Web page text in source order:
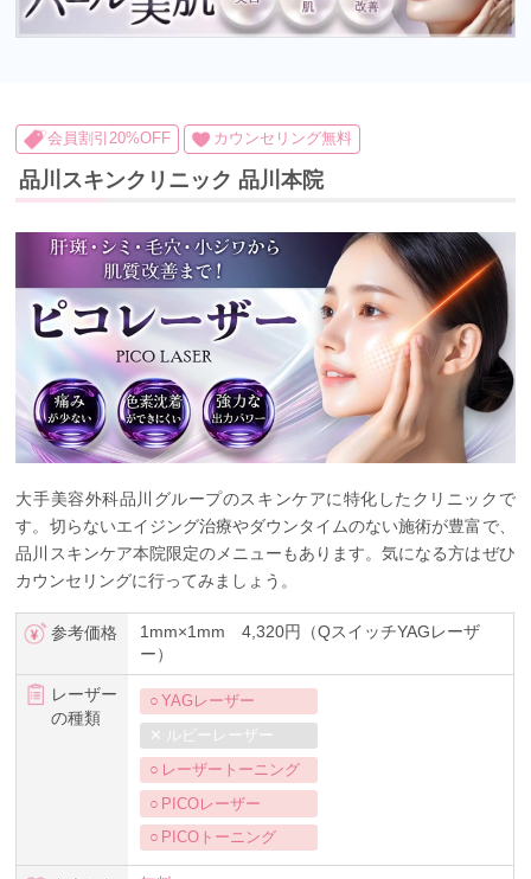
会員割引20%OFF カウンセリング無料
品川スキンクリニック 品川本院
大手美容外科品川グループのスキンケアに特化したクリニックで
す。切らないエイジング治療やダウンタイムのない施術が豊富で、
品川スキンケア本院限定のメニューもあります。気になる方はぜひ
カウンセリングに行ってみましょう。
参考価格
1mm×1mm 4,320円（QスイッチYAGレーザ
ー）
レーザー
の種類
YAGレーザー
ルビーレーザー
レーザートーニング
PICOレーザー
PICOトーニング